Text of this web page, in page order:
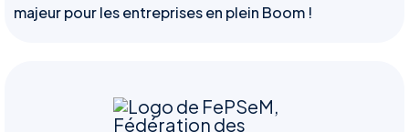
majeur pour les entreprises en plein Boom !